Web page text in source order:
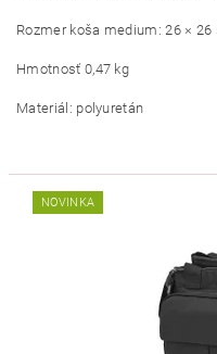
Rozmer koša medium: 26 × 26
Hmotnosť 0,47 kg
Materiál: polyuretán
NOVINKA